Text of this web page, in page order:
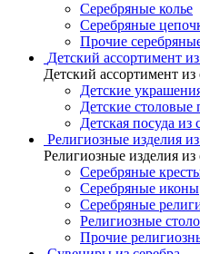
Серебряные колье
Серебряные
Прочие
Детский ассортимент из
Детский ассортимент из
Детские
Детские столовые
Детская посуда из
Религиозные изделия из
Религиозные изделия из
Серебряные
Серебряные иконы
Серебряные
Религиозные
Прочие